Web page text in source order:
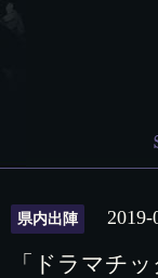
県内出陣
「ドラマチ